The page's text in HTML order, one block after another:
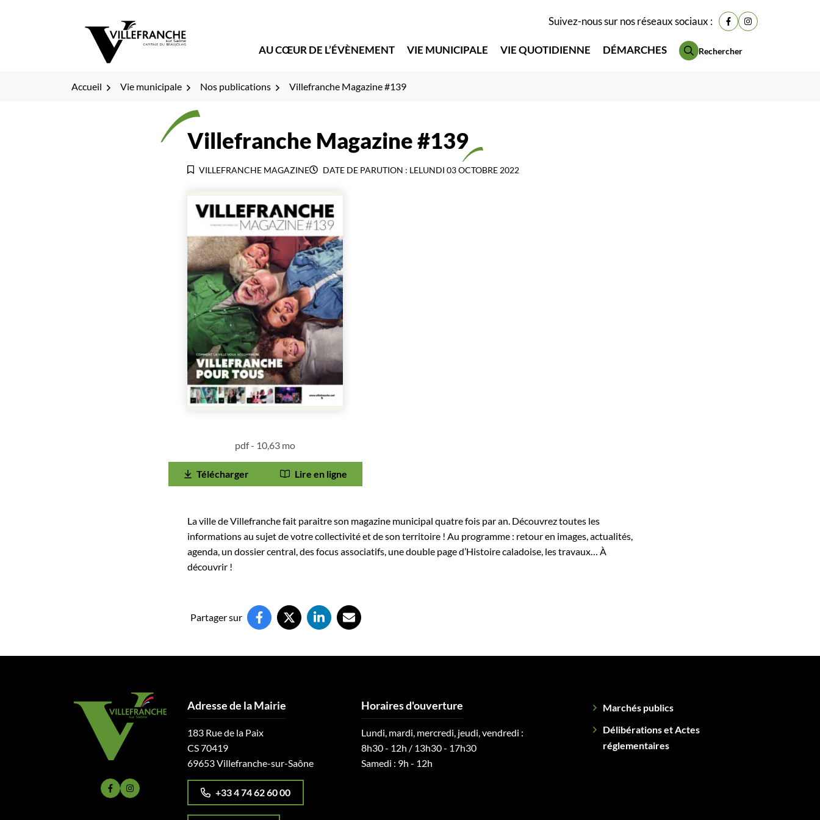
Suivez-nous sur nos réseaux sociaux : Lien vers le compte
Lien vers le
AU CŒUR DE L’ÉVÈNEMENT VIE MUNICIPALE VIE QUOTIDIENNE DÉMARCHES Rechercher
Accueil Vie municipale Nos publications Villefranche Magazine #139
Villefranche Magazine #139
VILLEFRANCHE MAGAZINE DATE DE PARUTION : LELUNDI 03 OCTOBRE 2022
pdf - 10,63 mo
Télécharger Lire en ligne
La ville de Villefranche fait paraitre son magazine municipal quatre fois par an. Découvrez toutes les
informations au sujet de votre collectivité et de son territoire ! Au programme : retour en images, actualités,
agenda, un dossier central, des focus associatifs, une double page d’Histoire caladoise, les travaux… À
découvrir !
Partager sur
Lien vers le compte Facebook
Lien vers le compte Instagram
Adresse de la Mairie
183 Rue de la Paix
CS 70419
69653 Villefranche-sur-Saône
+33 4 74 62 60 00
Horaires d'ouverture
Lundi, mardi, mercredi, jeudi, vendredi :
8h30 - 12h / 13h30 - 17h30
Samedi : 9h - 12h
Marchés publics
Délibérations et Actes
réglementaires